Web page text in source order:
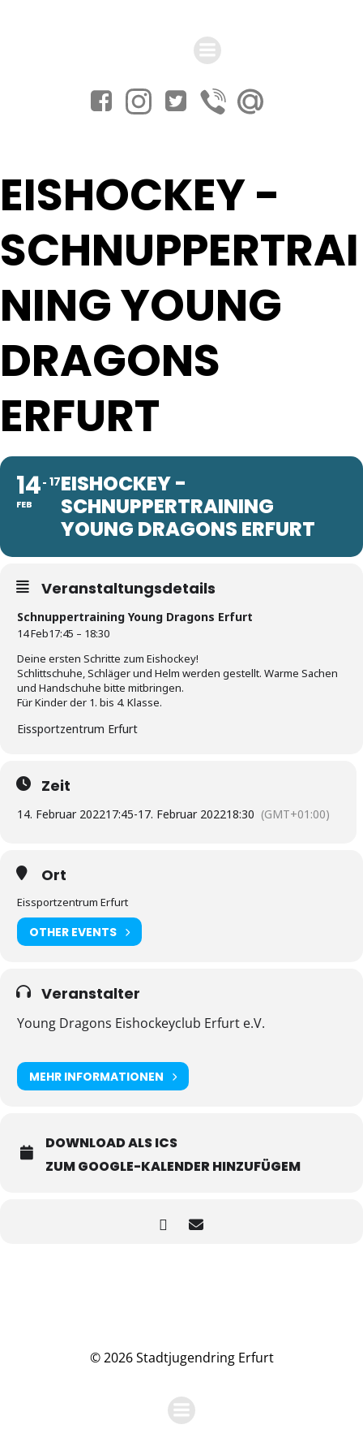
springen
EISHOCKEY -
SCHNUPPERTRAI
NING YOUNG
DRAGONS
ERFURT
14
FEB
17EISHOCKEY -
SCHNUPPERTRAINING
YOUNG DRAGONS ERFURT
Veranstaltungsdetails
Schnuppertraining Young Dragons Erfurt
14 Feb17:45 – 18:30
Deine ersten Schritte zum Eishockey!
Schlittschuhe, Schläger und Helm werden gestellt. Warme Sachen
und Handschuhe bitte mitbringen.
Für Kinder der 1. bis 4. Klasse.
Eissportzentrum Erfurt
Zeit
14. Februar 202217:45-17. Februar 202218:30 (GMT+01:00)
Ort
Eissportzentrum Erfurt
OTHER EVENTS
Veranstalter
Young Dragons Eishockeyclub Erfurt e.V.
MEHR INFORMATIONEN
DOWNLOAD ALS ICS
ZUM GOOGLE-KALENDER HINZUFÜGEM
© 2026 Stadtjugendring Erfurt